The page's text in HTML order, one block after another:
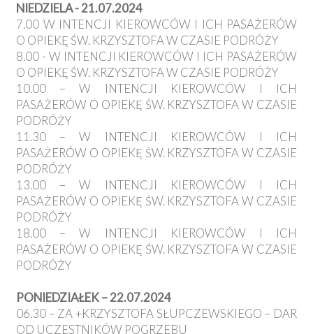
Galeria
Nowy
Staw
Kapituła
Kolegiacka
Duszpasterze
Polecane
strony
Ochrona
Małoletnich
NIEDZIELA - 21.07.2024
7.00 W INTENCJI KIEROWCÓW I ICH PASAŻERÓW
O OPIEKĘ ŚW. KRZYSZTOFA W CZASIE PODRÓŻY
8.00 - W INTENCJI KIEROWCÓW I ICH PASAŻERÓW
O OPIEKĘ ŚW. KRZYSZTOFA W CZASIE PODRÓŻY
10.00 – W INTENCJI KIEROWCÓW I ICH
PASAŻERÓW O OPIEKĘ ŚW. KRZYSZTOFA W CZASIE
PODRÓŻY
11.30 – W INTENCJI KIEROWCÓW I ICH
PASAŻERÓW O OPIEKĘ ŚW. KRZYSZTOFA W CZASIE
PODRÓŻY
13.00 – W INTENCJI KIEROWCÓW I ICH
PASAŻERÓW O OPIEKĘ ŚW. KRZYSZTOFA W CZASIE
PODRÓŻY
18.00 – W INTENCJI KIEROWCÓW I ICH
PASAŻERÓW O OPIEKĘ ŚW. KRZYSZTOFA W CZASIE
PODRÓŻY
PONIEDZIAŁEK – 22.07.2024
06.30 – ZA +KRZYSZTOFA SŁUPCZEWSKIEGO – DAR
OD UCZESTNIKÓW POGRZEBU